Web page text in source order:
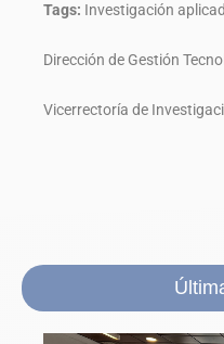
Tags: Investigación
Dirección de Gestión
Vicerrectoría de